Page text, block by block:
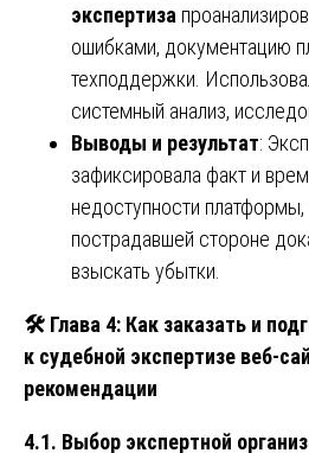
экспертиза
ошибками, документацию
техподдержки.
системный анализ,
Выводы и результат:
зафиксировала факт и
недоступности платформы,
пострадавшей стороне
взыскать убытки.
🛠 Глава 4: Как заказать и
к судебной экспертизе веб-
рекомендации
4.1. Выбор экспертной